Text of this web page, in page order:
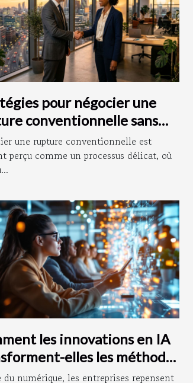
pour négocier une
conventionnelle sans
une rupture conventionnelle est
perçu comme un processus délicat, où
les innovations en IA
elles les méthodes
?
du numérique, les entreprises repensent